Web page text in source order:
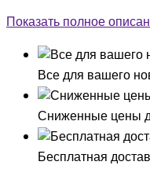
Показать полное
Все для вашего
Сниженные цены
Бесплатная